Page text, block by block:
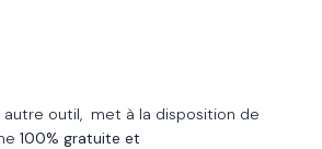
autre outil, met à la disposition de
100% gratuite et